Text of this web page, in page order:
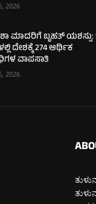
2026
ಮಾದರಿಗೆ ಬೃಹತ್ ಯಶಸ್ಸು:
ದೇಶಕ್ಕೆ 274 ಆರ್ಥಿಕ
ವಾಪಸಾತಿ
2026